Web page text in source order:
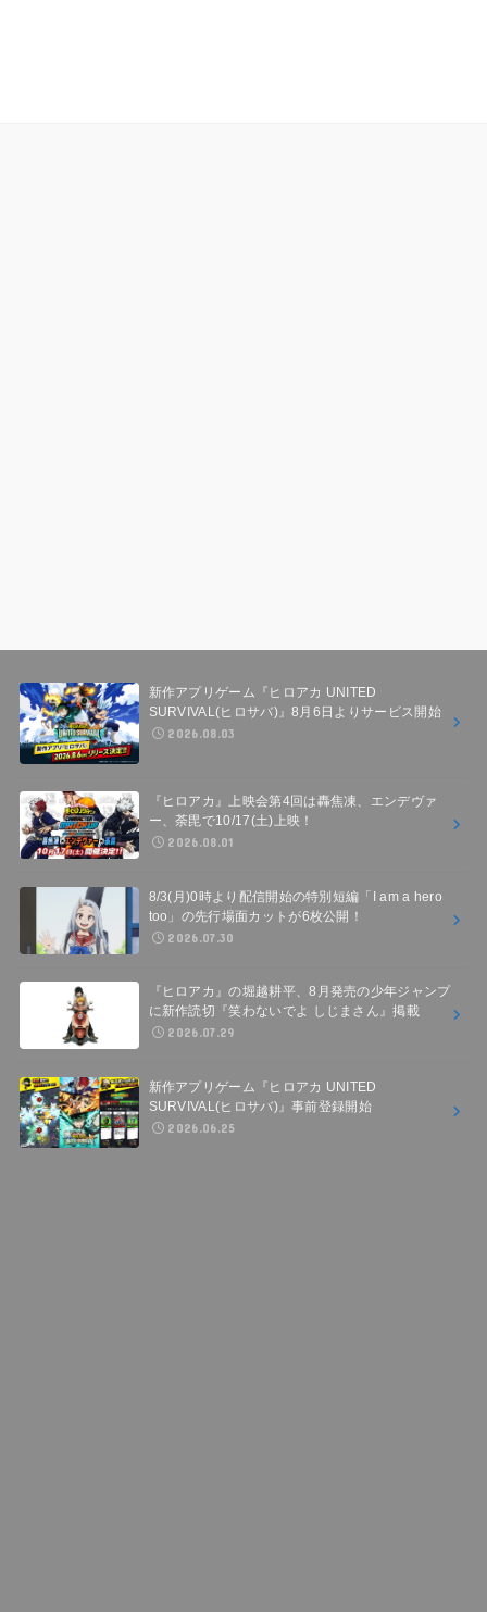
新作アプリゲーム『ヒロアカ UNITED
SURVIVAL(ヒロサバ)』8月6日よりサービス開始
2026.08.03
『ヒロアカ』上映会第4回は轟焦凍、エンデヴァ
ー、荼毘で10/17(土)上映！
2026.08.01
8/3(月)0時より配信開始の特別短編「I am a hero
too」の先行場面カットが6枚公開！
2026.07.30
『ヒロアカ』の堀越耕平、8月発売の少年ジャンプ
に新作読切『笑わないでよ しじまさん』掲載
2026.07.29
新作アプリゲーム『ヒロアカ UNITED
SURVIVAL(ヒロサバ)』事前登録開始
2026.06.25